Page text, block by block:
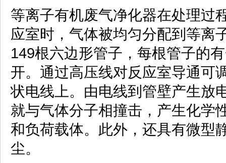
等离子有机废气净化器在处理过
应室时，气体被均匀分配到等离
149根六边形管子，每根管子的
开。通过高压线对反应室导通可
状电线上。由电线到管壁产生放
就与气体分子相撞击，产生化学
和负荷载体。此外，还具有微型
尘。